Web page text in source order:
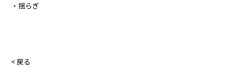
・揺らぎ
< 戻る